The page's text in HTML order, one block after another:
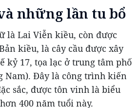
những lần tu bổ
là Lai Viễn kiều, còn được
kiều, là cây cầu được xây
kỷ 17, tọa lạc ở trung tâm phố
Nam). Đây là công trình kiến
sắc, được tôn vinh là biểu
400 năm tuổi này.